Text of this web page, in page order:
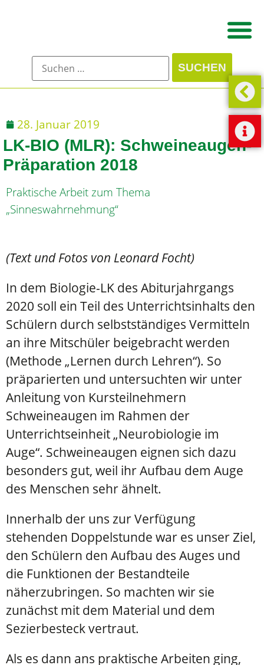
28. Januar 2019
LK-BIO (MLR): Schweineaugen-
Präparation 2018
Praktische Arbeit zum Thema
„Sinneswahrnehmung“
(Text und Fotos von Leonard Focht)
In dem Biologie-LK des Abiturjahrgangs
2020 soll ein Teil des Unterrichtsinhalts den
Schülern durch selbstständiges Vermitteln
an ihre Mitschüler beigebracht werden
(Methode „Lernen durch Lehren“). So
präparierten und untersuchten wir unter
Anleitung von Kursteilnehmern
Schweineaugen im Rahmen der
Unterrichtseinheit „Neurobiologie im
Auge“. Schweineaugen eignen sich dazu
besonders gut, weil ihr Aufbau dem Auge
des Menschen sehr ähnelt.
Innerhalb der uns zur Verfügung
stehenden Doppelstunde war es unser Ziel,
den Schülern den Aufbau des Auges und
die Funktionen der Bestandteile
näherzubringen. So machten wir sie
zunächst mit dem Material und dem
Sezierbesteck vertraut.
Als es dann ans praktische Arbeiten ging,